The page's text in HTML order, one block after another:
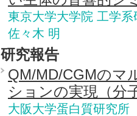
東京大学大学院 工学
佐々木 明
研究報告
QM/MD/CGMのマ
ションの実現（分
大阪大学蛋白質研究